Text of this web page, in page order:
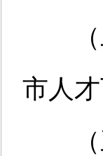
市人才